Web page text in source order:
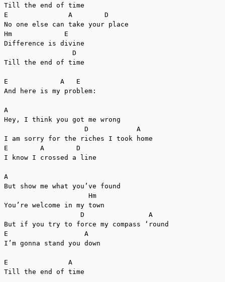
Till the end of time
E               A        D
No one else can take your place
Hm             E
Difference is divine
                 D
Till the end of time
E             A   E
And here is my problem:
A
Hey, I think you got me wrong
                    D            A
I am sorry for the riches I took home
E        A        D
I know I crossed a line
A
But show me what you’ve found
                     Hm
You’re welcome in my town
                   D                A
But if you try to force my compass ‘round
E                   A
I’m gonna stand you down
E               A
Till the end of time